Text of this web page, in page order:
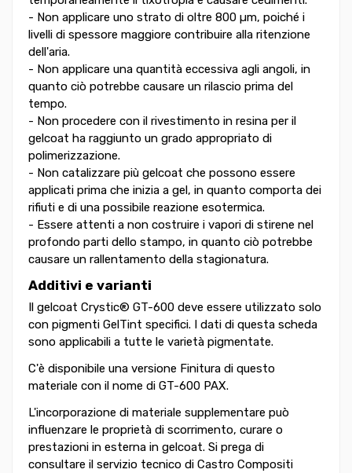
- Non applicare uno strato di oltre 800 µm, poiché i
livelli di spessore maggiore contribuire alla ritenzione
dell'aria.
- Non applicare una quantità eccessiva agli angoli, in
quanto ciò potrebbe causare un rilascio prima del
tempo.
- Non procedere con il rivestimento in resina per il
gelcoat ha raggiunto un grado appropriato di
polimerizzazione.
- Non catalizzare più gelcoat che possono essere
applicati prima che inizia a gel, in quanto comporta dei
rifiuti e di una possibile reazione esotermica.
- Essere attenti a non costruire i vapori di stirene nel
profondo parti dello stampo, in quanto ciò potrebbe
causare un rallentamento della stagionatura.
Additivi e varianti
Il gelcoat Crystic® GT-600 deve essere utilizzato solo
con pigmenti GelTint specifici. I dati di questa scheda
sono applicabili a tutte le varietà pigmentate.
C'è disponibile una versione Finitura di questo
materiale con il nome di GT-600 PAX.
L'incorporazione di materiale supplementare può
influenzare le proprietà di scorrimento, curare o
prestazioni in esterna in gelcoat. Si prega di
consultare il servizio tecnico di Castro Compositi